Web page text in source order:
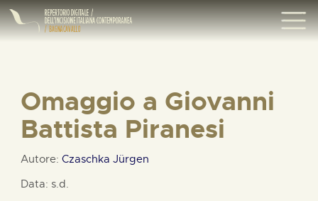
Omaggio a Giovanni
Battista Piranesi
Autore: Czaschka Jürgen
Data: s.d.